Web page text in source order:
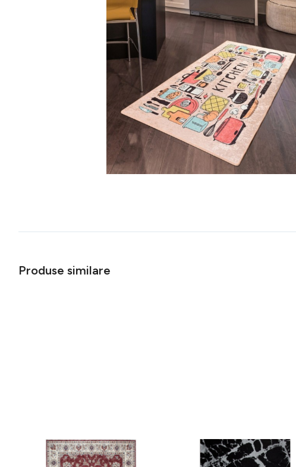
Produse similare
Covor rezistent Eko, ALT 05 - Red,
Covor rezistent SM 21 - Black,